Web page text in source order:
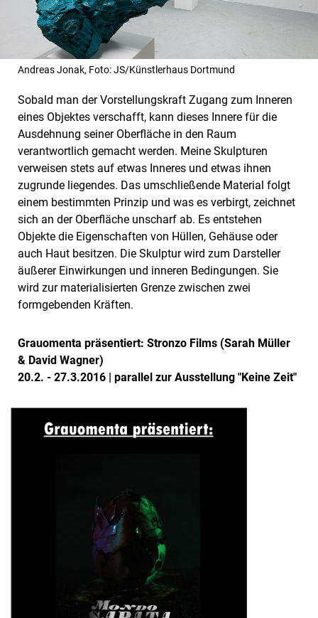
Andreas Jonak, Foto: JS/Künstlerhaus Dortmund
Sobald man der Vorstellungskraft Zugang zum Inneren
eines Objektes verschafft, kann dieses Innere für die
Ausdehnung seiner Oberfläche in den Raum
verantwortlich gemacht werden. Meine Skulpturen
verweisen stets auf etwas Inneres und etwas ihnen
zugrunde liegendes. Das umschließende Material folgt
einem bestimmten Prinzip und was es verbirgt, zeichnet
sich an der Oberfläche unscharf ab. Es entstehen
Objekte die Eigenschaften von Hüllen, Gehäuse oder
auch Haut besitzen. Die Skulptur wird zum Darsteller
äußerer Einwirkungen und inneren Bedingungen. Sie
wird zur materialisierten Grenze zwischen zwei
formgebenden Kräften.
Grauomenta präsentiert: Stronzo Films (Sarah Müller
& David Wagner)
20.2. - 27.3.2016 | parallel zur Ausstellung "Keine Zeit"